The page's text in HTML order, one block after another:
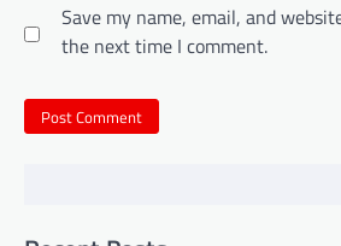
Save my name, email, and
the next time I comment.